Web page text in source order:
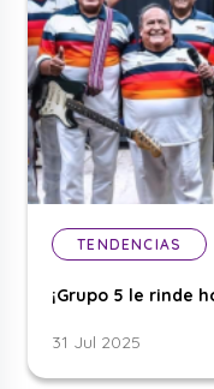
TENDENCIAS
¡Grupo 5 le rinde
31 Jul 2025